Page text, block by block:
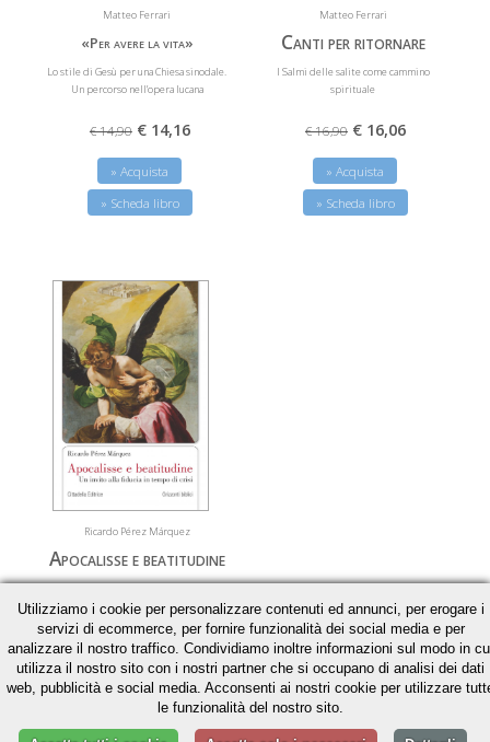
Matteo Ferrari
«Per avere la vita»
Lo stile di Gesù per una Chiesa sinodale.
Un percorso nell’opera lucana
€ 14,90 € 14,16
» Acquista
» Scheda libro
Matteo Ferrari
Canti per ritornare
I Salmi delle salite come cammino
spirituale
€ 16,90 € 16,06
» Acquista
» Scheda libro
Ricardo Pérez Márquez
Apocalisse e beatitudine
€ 12,50 € 11,88
» Acquista
» Scheda libro
Utilizziamo i cookie per personalizzare contenuti ed annunci, per erogare i
servizi di ecommerce, per fornire funzionalità dei social media e per
analizzare il nostro traffico. Condividiamo inoltre informazioni sul modo in
utilizza il nostro sito con i nostri partner che si occupano di analisi dei dati
web, pubblicità e social media. Acconsenti ai nostri cookie per utilizzare
le funzionalità del nostro sito.